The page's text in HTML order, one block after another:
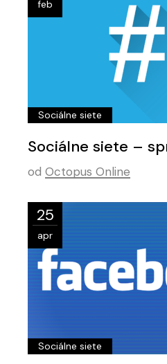
feb
Sociálne siete
Sociálne siete –
od Octopus Online
25
apr
Sociálne siete